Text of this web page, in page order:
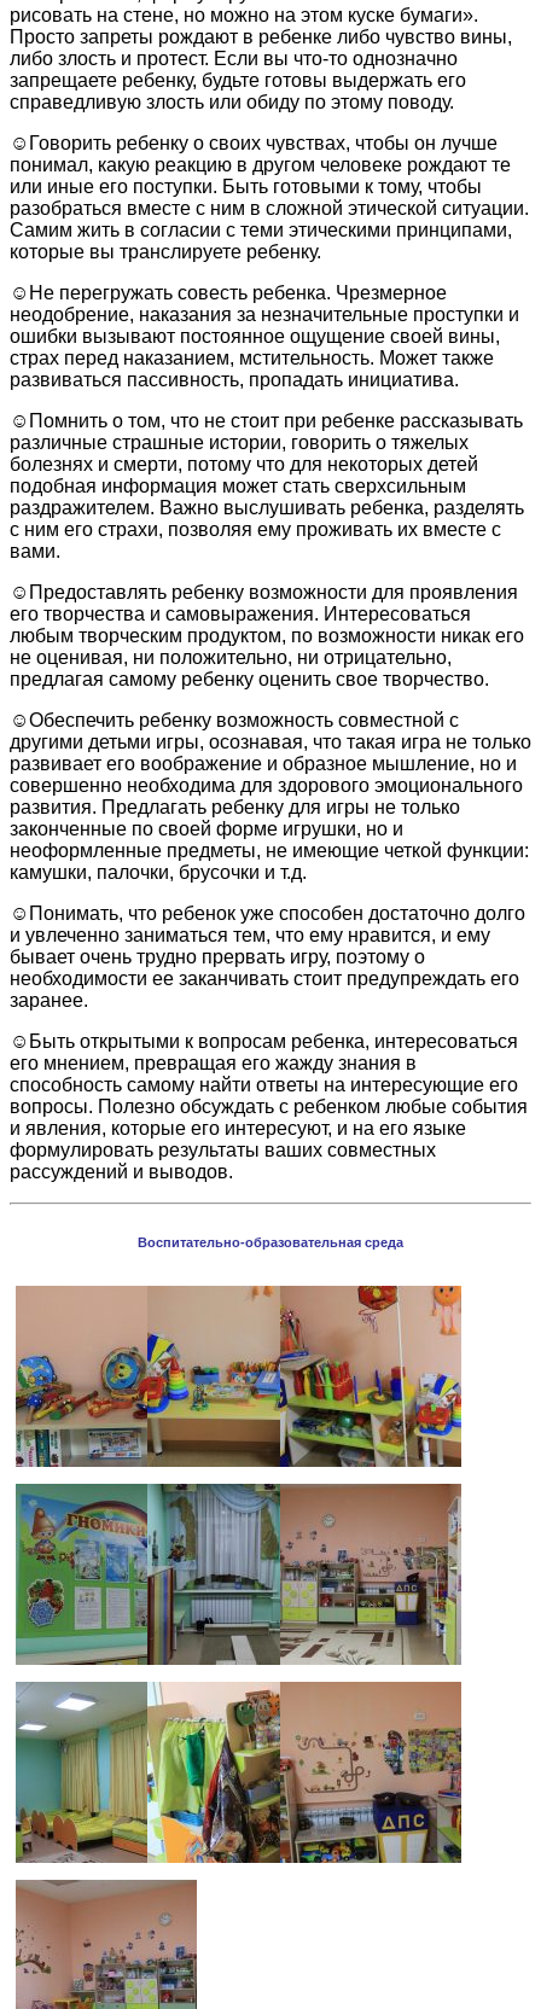
рисовать на стене, но можно на этом куске бумаги».
Просто запреты рождают в ребенке либо чувство вины,
либо злость и протест. Если вы что-то однозначно
запрещаете ребенку, будьте готовы выдержать его
справедливую злость или обиду по этому поводу.
☺Говорить ребенку о своих чувствах, чтобы он лучше
понимал, какую реакцию в другом человеке рождают те
или иные его поступки. Быть готовыми к тому, чтобы
разобраться вместе с ним в сложной этической ситуации.
Самим жить в согласии с теми этическими принципами,
которые вы транслируете ребенку.
☺Не перегружать совесть ребенка. Чрезмерное
неодобрение, наказания за незначительные проступки и
ошибки вызывают постоянное ощущение своей вины,
страх перед наказанием, мстительность. Может также
развиваться пассивность, пропадать инициатива.
☺Помнить о том, что не стоит при ребенке рассказывать
различные страшные истории, говорить о тяжелых
болезнях и смерти, потому что для некоторых детей
подобная информация может стать сверхсильным
раздражителем. Важно выслушивать ребенка, разделять
с ним его страхи, позволяя ему проживать их вместе с
вами.
☺Предоставлять ребенку возможности для проявления
его творчества и самовыражения. Интересоваться
любым творческим продуктом, по возможности никак его
не оценивая, ни положительно, ни отрицательно,
предлагая самому ребенку оценить свое творчество.
☺Обеспечить ребенку возможность совместной с
другими детьми игры, осознавая, что такая игра не только
развивает его воображение и образное мышление, но и
совершенно необходима для здорового эмоционального
развития. Предлагать ребенку для игры не только
законченные по своей форме игрушки, но и
неоформленные предметы, не имеющие четкой функции:
камушки, палочки, брусочки и т.д.
☺Понимать, что ребенок уже способен достаточно долго
и увлеченно заниматься тем, что ему нравится, и ему
бывает очень трудно прервать игру, поэтому о
необходимости ее заканчивать стоит предупреждать его
заранее.
☺Быть открытыми к вопросам ребенка, интересоваться
его мнением, превращая его жажду знания в
способность самому найти ответы на интересующие его
вопросы. Полезно обсуждать с ребенком любые события
и явления, которые его интересуют, и на его языке
формулировать результаты ваших совместных
рассуждений и выводов.
Воспитательно-образовательная среда